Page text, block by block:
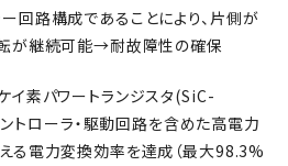
回路構成であることにより、片側が
が継続可能→耐故障性の確保
イ素パワートランジスタ(SiC-
トローラ・駆動回路を含めた高電力
電力変換効率を達成（最大98.3%